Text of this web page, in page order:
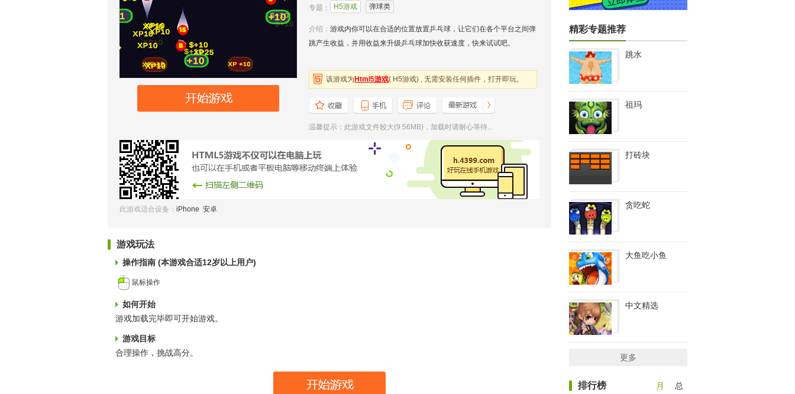
专题： H5游戏 弹球类
介绍： 游戏内你可以在合适的位置放置乒乓球，让它们在各个平台之间弹
跳产生收益，并用收益来升级乒乓球加快收获速度，快来试试吧。
该游戏为 Html5游戏( H5游戏) , 无需安装任何插件，打开即玩。
温馨提示：此游戏文件较大(9.56MB)，加载时请耐心等待...
此游戏适合设备： iPhone 安卓
游戏玩法
操作指南 (本游戏合适12岁以上用户)
鼠标操作
如何开始
游戏加载完毕即可开始游戏。
游戏目标
合理操作，挑战高分。
精彩专题推荐
跳水
祖玛
打砖块
贪吃蛇
大鱼吃小鱼
中文精选
更多
排行榜 月 总